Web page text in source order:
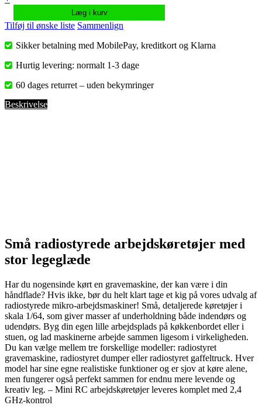
Læg i kurv
Tilføj til ønske liste Sammenlign
Sikker betalning med MobilePay, kreditkort og Klarna
Hurtig levering: normalt 1-3 dage
60 dages returret – uden bekymringer
Beskrivelse
Små radiostyrede arbejdskøretøjer med
stor legeglæde
Har du nogensinde kørt en gravemaskine, der kan være i din
håndflade? Hvis ikke, bør du helt klart tage et kig på vores udvalg af
radiostyrede mikro-arbejdsmaskiner! Små, detaljerede køretøjer i
skala 1/64, som giver masser af underholdning både indendørs og
udendørs. Byg din egen lille arbejdsplads på køkkenbordet eller i
stuen, og lad maskinerne arbejde sammen ligesom i virkeligheden.
Du kan vælge mellem tre forskellige modeller: radiostyret
gravemaskine, radiostyret dumper eller radiostyret gaffeltruck. Hver
model har sine egne realistiske funktioner og er sjov at køre alene,
men fungerer også perfekt sammen for endnu mere levende og
kreativ leg. – Mini RC arbejdskøretøjer leveres komplet med 2,4
GHz-kontrol